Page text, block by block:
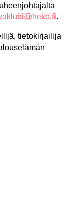
.
tietokirjailija